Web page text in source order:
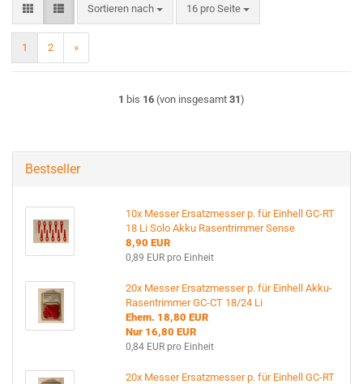
Sortieren nach
Sortieren nach 16 pro Seite
pro Seite
1 2 »
1 bis 16 (von insgesamt 31)
Bestseller
10x Messer Ersatzmesser p. für Einhell GC-RT
18 Li Solo Akku Rasentrimmer Sense
8,90 EUR
0,89 EUR pro Einheit
20x Messer Ersatzmesser p. für Einhell Akku-
Rasentrimmer GC-CT 18/24 Li
Ehem. 18,80 EUR
Nur 16,80 EUR
0,84 EUR pro Einheit
20x Messer Ersatzmesser p. für Einhell GC-RT